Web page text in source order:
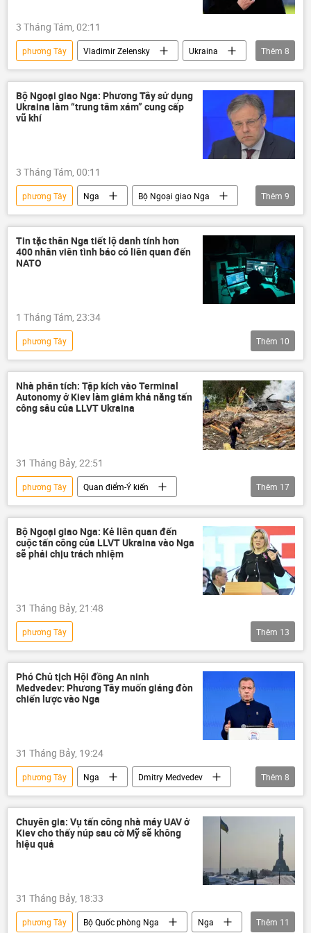
3 Tháng Tám, 02:11
phương Tây Vladimir Zelensky
Ukraina
Chiến dịch quân sự đặc biệt tại Ukraina
Cuộc khủng hoảng ở Ukraina
xung đột quân sự
xung đột
Thêm 8
Bộ Ngoại giao Nga: Phương Tây sử dụng
Ukraina làm “trung tâm xám” cung cấp
vũ khí
3 Tháng Tám, 00:11
phương Tây Nga
Bộ Ngoại giao Nga
Chính trị
Thế giới
Ukraina
Quân đội Ukraina
Cuộc khủng hoảng ở Ukraina
Quân sự
Thêm 9
Tin tặc thân Nga tiết lộ danh tính hơn
400 nhân viên tình báo có liên quan đến
NATO
1 Tháng Tám, 23:34
phương Tây
Chiến dịch quân sự đặc biệt tại Ukraina
Thế giới
NATO
quan hệ song phương
Nga
Cuộc khủng hoảng ở Ukraina
Thêm 10
Nhà phân tích: Tập kích vào Terminal
Autonomy ở Kiev làm giảm khả năng tấn
công sâu của LLVT Ukraina
31 Tháng Bảy, 22:51
phương Tây
Quan điểm-Ý kiến
chuyên gia
Nga
Ukraina
Thế giới
Chiến dịch quân sự đặc biệt tại Ukraina
Tổ hợp tên lửa phòng không "Patriot"
Quân đội Nga
xung đột quân sự
Sputnik
UAV
Hoa Kỳ
Vladimir Zelensky
Bộ Quốc phòng Nga
Thêm 17
Bộ Ngoại giao Nga: Kẻ liên quan đến
cuộc tấn công của LLVT Ukraina vào Nga
sẽ phải chịu trách nhiệm
31 Tháng Bảy, 21:48
phương Tây
Chiến dịch quân sự đặc biệt tại Ukraina
Nga
Bộ Ngoại giao Nga
Maria Zakharova
Ukraina
Novorussia
Thêm 13
Phó Chủ tịch Hội đồng An ninh
Medvedev: Phương Tây muốn giáng đòn
chiến lược vào Nga
31 Tháng Bảy, 19:24
phương Tây Nga
Dmitry Medvedev
Thế giới
Hội đồng An ninh Nga
Các biện pháp trừng phạt chống Nga
Australia
Canada
Nhật Bản
Thêm 8
Chuyên gia: Vụ tấn công nhà máy UAV ở
Kiev cho thấy núp sau cờ Mỹ sẽ không
hiệu quả
31 Tháng Bảy, 18:33
phương Tây Bộ Quốc phòng Nga
Nga
Thêm 11